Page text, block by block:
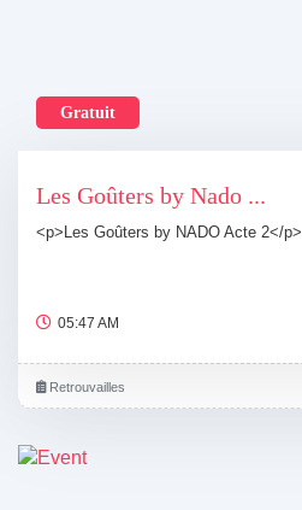
Les Goûters by Nado ...
<p>Les Goûters by NADO Acte 2</p>
05:47 AM
Retrouvailles
Gratuit